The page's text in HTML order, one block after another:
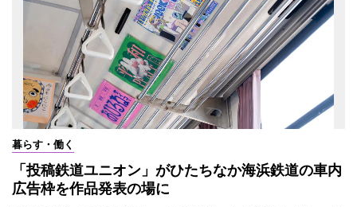
暮らす・働く
「投稿鉄道ユニオン」がひたちなか海浜鉄道の車内
広告枠を作品発表の場に